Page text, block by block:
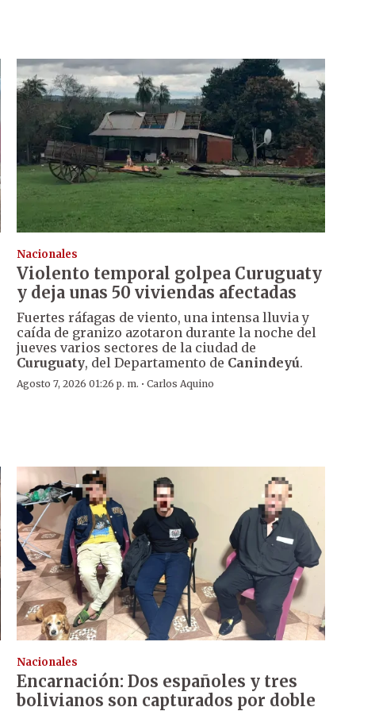
Nacionales
Violento temporal golpea Curuguaty
y deja unas 50 viviendas afectadas
Fuertes ráfagas de viento, una intensa lluvia y
caída de granizo azotaron durante la noche del
jueves varios sectores de la ciudad de
Curuguaty, del Departamento de Canindeyú.
Agosto 7, 2026 01:26 p. m. · Carlos Aquino
Nacionales
Encarnación: Dos españoles y tres
bolivianos son capturados por doble